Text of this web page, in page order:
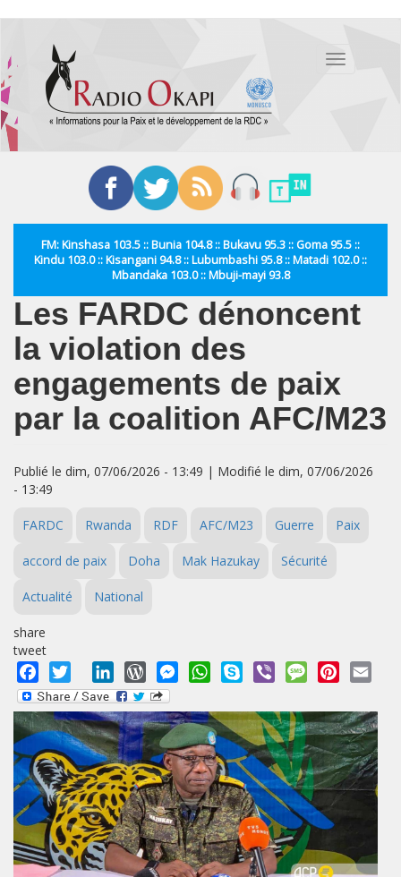
contenu
principal
Toggle
FM: Kinshasa 103.5 :: Bunia 104.8 :: Bukavu 95.3 :: Goma 95.5 ::
Kindu 103.0 :: Kisangani 94.8 :: Lubumbashi 95.8 :: Matadi 102.0 ::
Mbandaka 103.0 :: Mbuji-mayi 93.8
Les FARDC dénoncent
la violation des
engagements de paix
par la coalition AFC/M23
Publié le dim, 07/06/2026 - 13:49 | Modifié le dim, 07/06/2026
- 13:49
FARDC Rwanda RDF AFC/M23 Guerre Paix
accord de paix Doha Mak Hazukay Sécurité
Actualité National
share
tweet
Facebook
Twitter LinkedInWordPressMessengerWhatsApp
Skype Viber MessagePinterest